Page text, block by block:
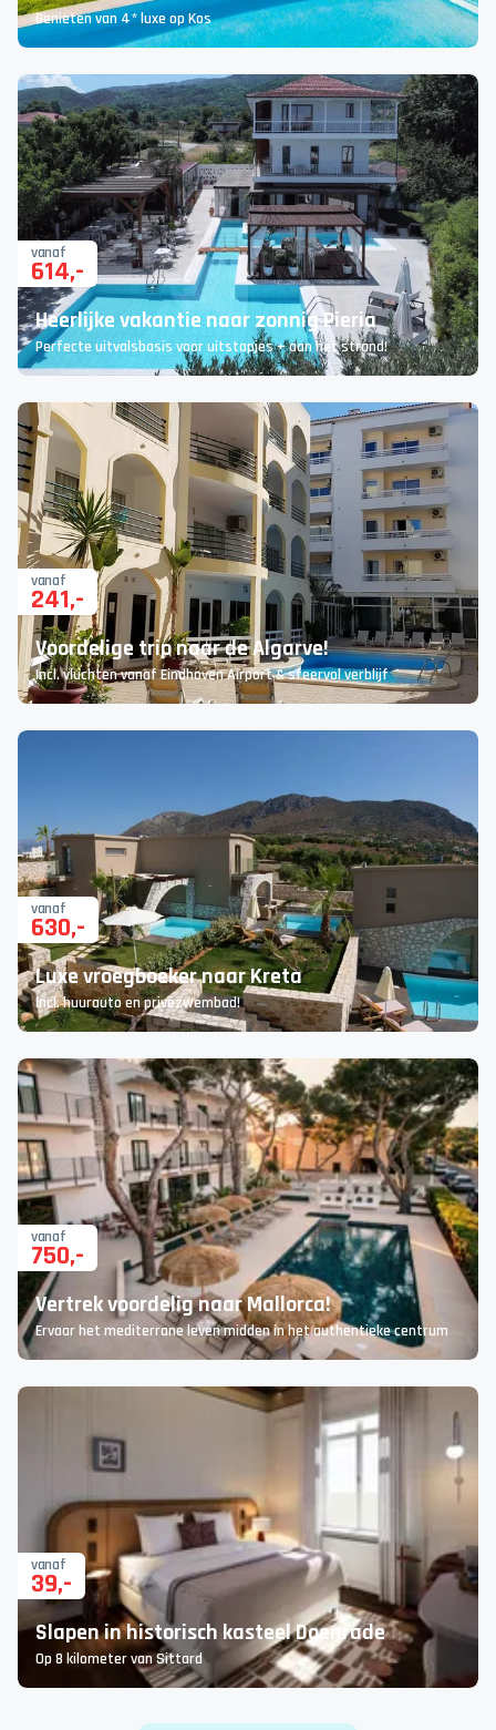
Genieten van 4* luxe op Kos
vanaf
614,-
Heerlijke vakantie naar zonnig Pieria
Perfecte uitvalsbasis voor uitstapjes + aan het strand!
vanaf
241,-
Voordelige trip naar de Algarve!
Incl. vluchten vanaf Eindhoven Airport & sfeervol verblijf
vanaf
630,-
Luxe vroegboeker naar Kreta
Incl. huurauto en privézwembad!
vanaf
750,-
Vertrek voordelig naar Mallorca!
Ervaar het mediterrane leven midden in het authentieke centrum
vanaf
39,-
Slapen in historisch kasteel Doenrade
Op 8 kilometer van Sittard